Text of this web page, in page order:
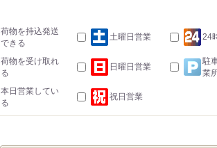
荷物を持込発送
できる
土曜日営業 24
荷物を受け取れ
る
日曜日営業
駐
業
本日営業してい
る
祝日営業